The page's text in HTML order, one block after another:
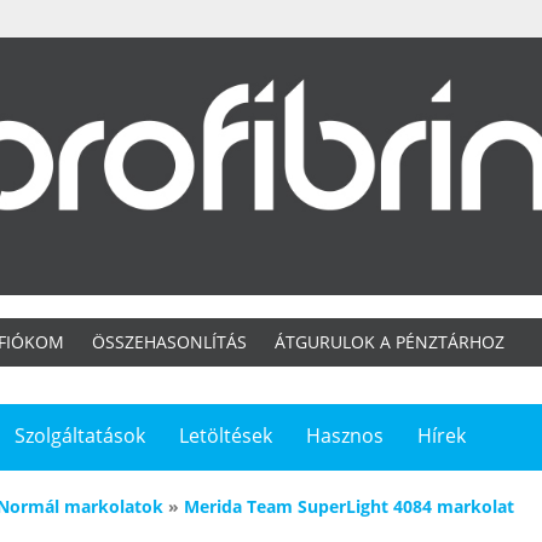
ÖSSZEHASONLÍTÁS ÁTGURULOK A PÉNZTÁRHOZ
Szolgáltatások Letöltések Hasznos Hírek
markolatok » Merida Team SuperLight 4084 markolat